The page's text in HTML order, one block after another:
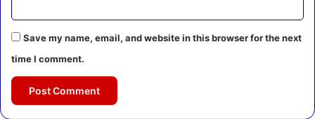
Save my name, email, and website in this browser for the next
time I comment.